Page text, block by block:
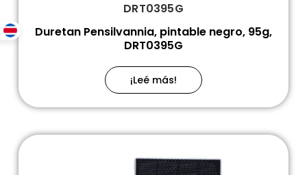
DRT0395G
Duretan Pensilvannia, pintable negro, 95g,
DRT0395G
¡Leé más!